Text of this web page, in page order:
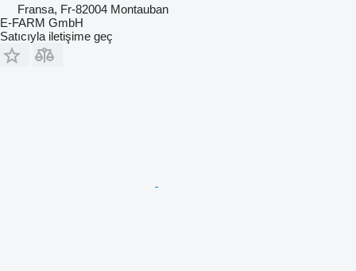
Fransa, Fr-82004 Montauban
E-FARM GmbH
Satıcıyla iletişime geç